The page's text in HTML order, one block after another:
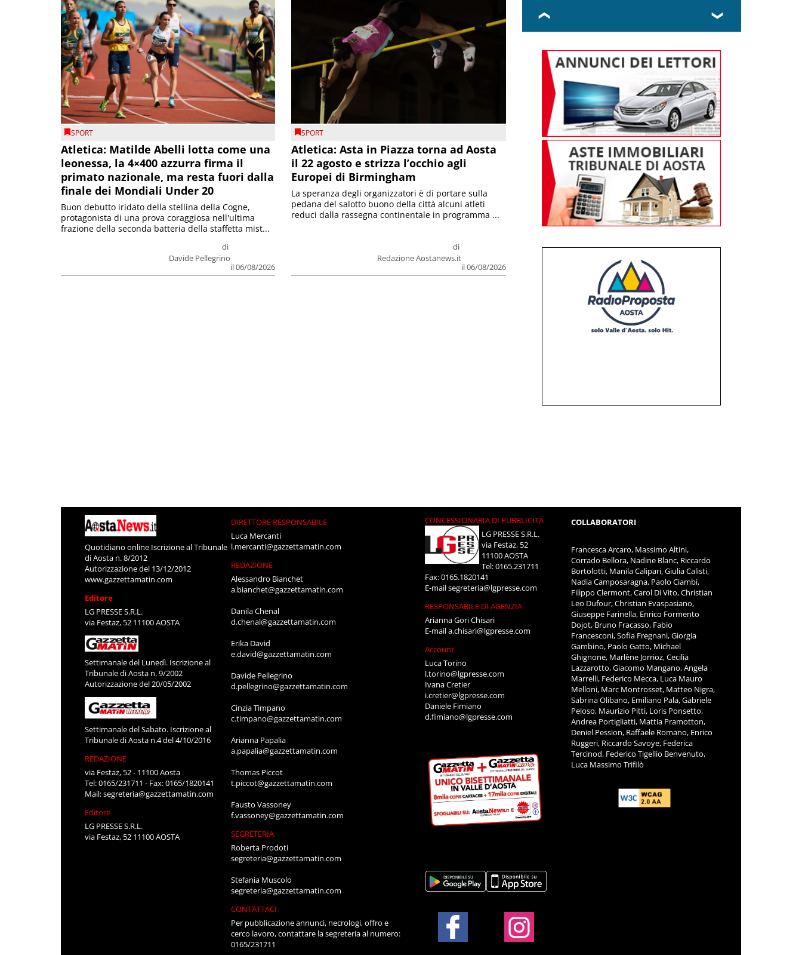
SPORT
Atletica: Matilde Abelli lotta come una
leonessa, la 4×400 azzurra firma il
primato nazionale, ma resta fuori dalla
finale dei Mondiali Under 20
di
Davide Pellegrino
il 06/08/2026
Buon debutto iridato della stellina della Cogne,
protagonista di una prova coraggiosa nell'ultima
frazione della seconda batteria della staffetta mist...
SPORT
Atletica: Asta in Piazza torna ad Aosta
il 22 agosto e strizza l’occhio agli
Europei di Birmingham
di
Redazione Aostanews.it
il 06/08/2026
La speranza degli organizzatori è di portare sulla
pedana del salotto buono della città alcuni atleti
reduci dalla rassegna continentale in programma ...
❮ ❯
Quotidiano online Iscrizione al Tribunale
di Aosta n. 8/2012
Autorizzazione del 13/12/2012
www.gazzettamatin.com
Editore
LG PRESSE S.R.L.
via Festaz, 52 11100 AOSTA
Settimanale del Lunedì. Iscrizione al
Tribunale di Aosta n. 9/2002
Autorizzazione del 20/05/2002
Settimanale del Sabato. Iscrizione al
Tribunale di Aosta n.4 del 4/10/2016
REDAZIONE
via Festaz, 52 - 11100 Aosta
Tel: 0165/231711 - Fax: 0165/1820141
Mail:segreteria@gazzettamatin.com
Editore
LG PRESSE S.R.L.
via Festaz, 52 11100 AOSTA
DIRETTORE RESPONSABILE
Luca Mercanti
l.mercanti@gazzettamatin.com
REDAZIONE
Alessandro Bianchet
a.bianchet@gazzettamatin.com
Danila Chenal
d.chenal@gazzettamatin.com
Erika David
e.david@gazzettamatin.com
Davide Pellegrino
d.pellegrino@gazzettamatin.com
Cinzia Timpano
c.timpano@gazzettamatin.com
Arianna Papalia
a.papalia@gazzettamatin.com
Thomas Piccot
t.piccot@gazzettamatin.com
Fausto Vassoney
f.vassoney@gazzettamatin.com
SEGRETERIA
Roberta Prodoti
segreteria@gazzettamatin.com
Stefania Muscolo
segreteria@gazzettamatin.com
CONTATTACI
Per pubblicazione annunci, necrologi, offro e
cerco lavoro, contattare la segreteria al numero:
0165/231711
CONCESSIONARIA DI PUBBLICITÀ
LG PRESSE S.R.L.
via Festaz, 52
11100 AOSTA
Tel: 0165.231711
Fax: 0165.1820141
E-mailsegreteria@lgpresse.com
RESPONSABILE DI AGENZIA
Arianna Gori Chisari
E-maila.chisari@lgpresse.com
Account
Luca Torino
l.torino@lgpresse.com
Ivana Cretier
i.cretier@lgpresse.com
Daniele Fimiano
d.fimiano@lgpresse.com
COLLABORATORI
Francesca Arcaro, Massimo Altini,
Corrado Bellora, Nadine Blanc, Riccardo
Bortolotti, Manila Calipari, Giulia Calisti,
Nadia Camposaragna, Paolo Ciambi,
Filippo Clermont, Carol Di Vito, Christian
Leo Dufour, Christian Evaspasiano,
Giuseppe Farinella, Enrico Formento
Dojot, Bruno Fracasso, Fabio
Francesconi, Sofia Fregnani, Giorgia
Gambino, Paolo Gatto, Michael
Ghignone, Marlène Jorrioz, Cecilia
Lazzarotto, Giacomo Mangano, Angela
Marrelli, Federico Mecca, Luca Mauro
Melloni, Marc Montrosset, Matteo Nigra,
Sabrina Olibano, Emiliano Pala, Gabriele
Peloso, Maurizio Pitti, Loris Ponsetto,
Andrea Portigliatti, Mattia Pramotton,
Deniel Pession, Raffaele Romano, Enrico
Ruggeri, Riccardo Savoye, Federica
Tercinod, Federico Tigellio Benvenuto,
Luca Massimo Trifilò